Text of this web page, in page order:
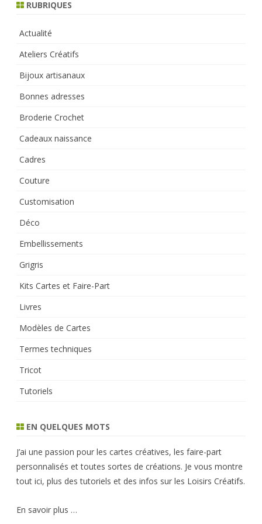
RUBRIQUES
Actualité
Ateliers Créatifs
Bijoux artisanaux
Bonnes adresses
Broderie Crochet
Cadeaux naissance
Cadres
Couture
Customisation
Déco
Embellissements
Grigris
Kits Cartes et Faire-Part
Livres
Modèles de Cartes
Termes techniques
Tricot
Tutoriels
EN QUELQUES MOTS
J’ai une passion pour les cartes créatives, les faire-part
personnalisés et toutes sortes de créations. Je vous montre
tout ici, plus des tutoriels et des infos sur les Loisirs Créatifs.
En savoir plus …